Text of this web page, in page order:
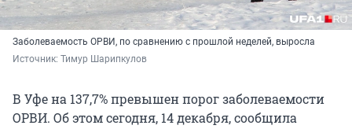
Заболеваемость ОРВИ, по сравнению с прошлой неделей, выросла
Источник: Тимур Шарипкулов
В Уфе на 137,7% превышен порог заболеваемости
ОРВИ. Об этом сегодня, 14 декабря, сообщила